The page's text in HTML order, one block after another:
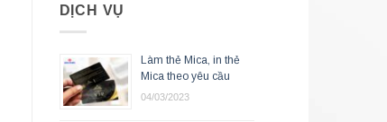
DỊCH VỤ
Làm thẻ Mica, in thẻ
Mica theo yêu cầu
04/03/2023